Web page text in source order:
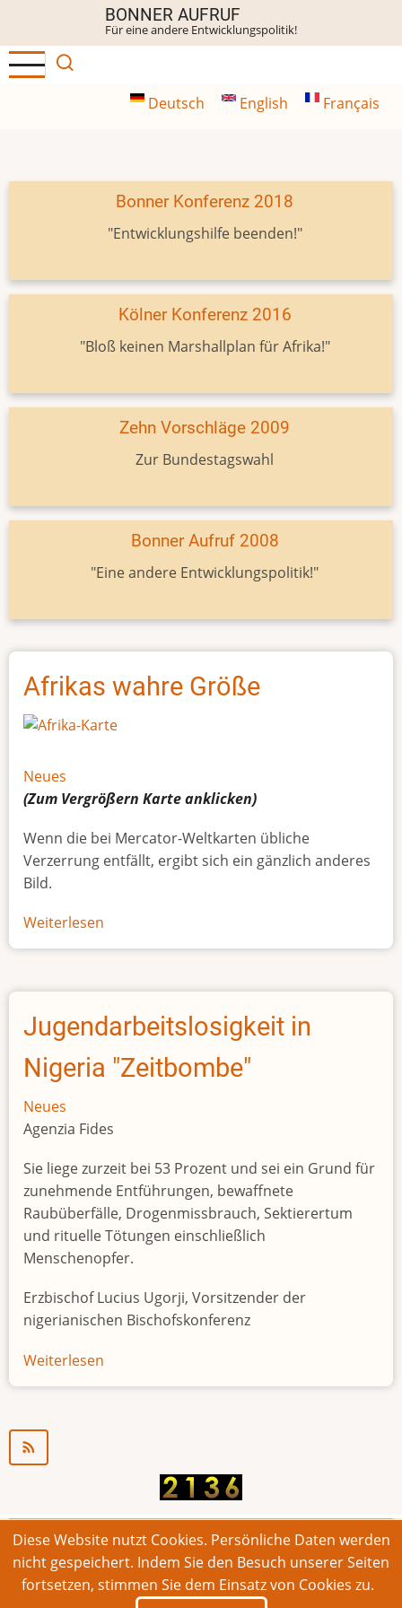
Inhalt
BONNER AUFRUF
Für eine andere Entwicklungspolitik!
Deutsch English Français
Bonner Konferenz 2018
"Entwicklungshilfe beenden!"
Kölner Konferenz 2016
"Bloß keinen Marshallplan für Afrika!"
Zehn Vorschläge 2009
Zur Bundestagswahl
Bonner Aufruf 2008
"Eine andere Entwicklungspolitik!"
Afrikas wahre Größe
Neues
(Zum Vergrößern Karteanklicken)
Wenn die bei Mercator-Weltkarten übliche
Verzerrung entfällt, ergibt sich ein gänzlich anderes
Bild.
Weiterlesen
Afrikas
Größe
Jugendarbeitslosigkeit in
Nigeria "Zeitbombe"
Neues
Agenzia Fides
Sie liege zurzeit bei 53 Prozent und sei ein Grund für
zunehmende Entführungen, bewaffnete
Raubüberfälle, Drogenmissbrauch, Sektierertum
und rituelle Tötungen einschließlich
Menschenopfer.
Erzbischof Lucius Ugorji, Vorsitzender der
nigerianischen Bischofskonferenz
Weiterlesen
Jugendarbeitslosigkeit
© 2026 Bonner Aufruf. Alle Rechte vorbehalten.
Footer
Impressum Kontakt Intern
Diese Website nutzt Cookies. Persönliche Daten werden
nicht gespeichert. Indem Sie den Besuch unserer Seiten
fortsetzen, stimmen Sie dem Einsatz von Cookies zu.